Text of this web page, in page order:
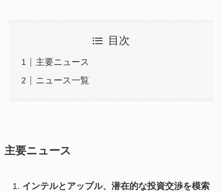
目次
主要ニュース
ニュース一覧
主要ニュース
インテルとアップル、潜在的な投資交渉を模索